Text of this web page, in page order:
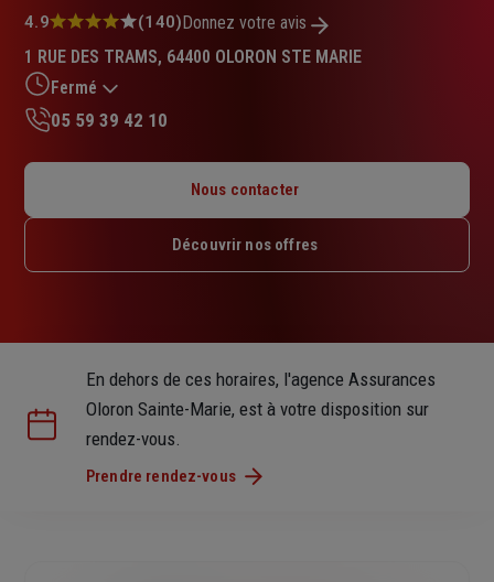
Note
4.9
sur
5
étoiles
4.9 (140)Donnez votre avis
1 RUE DES TRAMS, 64400 OLORON STE MARIE
Fermé
Mardi : 08h – 12h / 13h30 – 18h
Jeudi : 08h – 12h / 13h30 – 18h
05 59 39 42 10
Nous contacter
Découvrir nos offres
En dehors de ces horaires, l'agence Assurances
Oloron Sainte-Marie, est à votre disposition sur
rendez-vous.
Prendre rendez-vous